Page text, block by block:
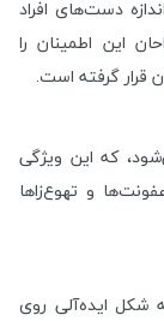
با اندازه دست‌های افراد
این اطمینان را
گرفته است.
که این ویژگی
و تهوع‌زاها
ایده‌آلی روی